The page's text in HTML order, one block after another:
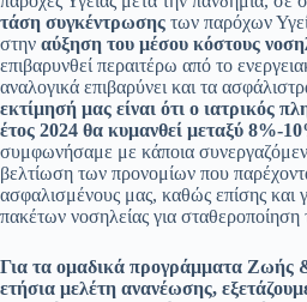
τάση συγκέντρωσης των παρόχων
στην αύξηση του μέσου κόστους
επιβαρυνθεί περαιτέρω από το
αναλογικά επιβαρύνει και τα
εκτίμησή μας είναι ότι ο ιατρικός
έτος 2024 θα κυμανθεί μεταξύ 8%-
συμφωνήσαμε με κάποια
βελτίωση των προνομίων που
ασφαλισμένους μας, καθώς επίσης και
πακέτων νοσηλείας για σταθεροποίηση
Για τα ομαδικά προγράμματα Ζωής
ετήσια μελέτη ανανέωσης,